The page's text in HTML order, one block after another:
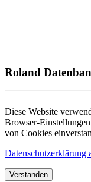
Roland
Diese Website
Browser-
von Cookies
Datenschutzerklärung
Verstanden